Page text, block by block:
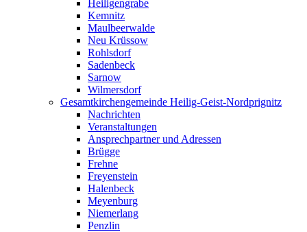
Heiligengrabe
Kemnitz
Maulbeerwalde
Neu Krüssow
Rohlsdorf
Sadenbeck
Sarnow
Wilmersdorf
Gesamtkirchengemeinde Heilig-Geist-Nordprignitz
Nachrichten
Veranstaltungen
Ansprechpartner und Adressen
Brügge
Frehne
Freyenstein
Halenbeck
Meyenburg
Niemerlang
Penzlin